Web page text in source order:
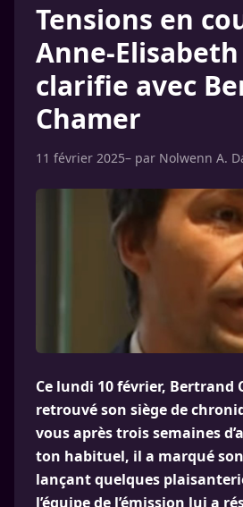
Tensions en
Anne-
clarifie avec
Chamer
11 février 2025– par Nolwenn A.
Ce lundi 10 février, Bertrand
retrouvé son siège de
vous après trois semaines
ton habituel, il a marqué
lançant quelques
l’équipe de l’émission lui a